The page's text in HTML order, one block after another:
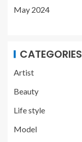
May 2024
CATEGORIES
Artist
Beauty
Life style
Model